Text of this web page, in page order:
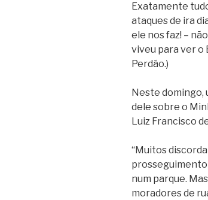
Exatamente
ataques de ira
ele nos faz! –
viveu para ver o
Perdão.)
Neste domingo,
dele sobre o
Luiz Francisco
“Muitos
num parque.
moradores de